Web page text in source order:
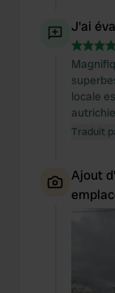
J'ai
locale
Traduit
Ajout